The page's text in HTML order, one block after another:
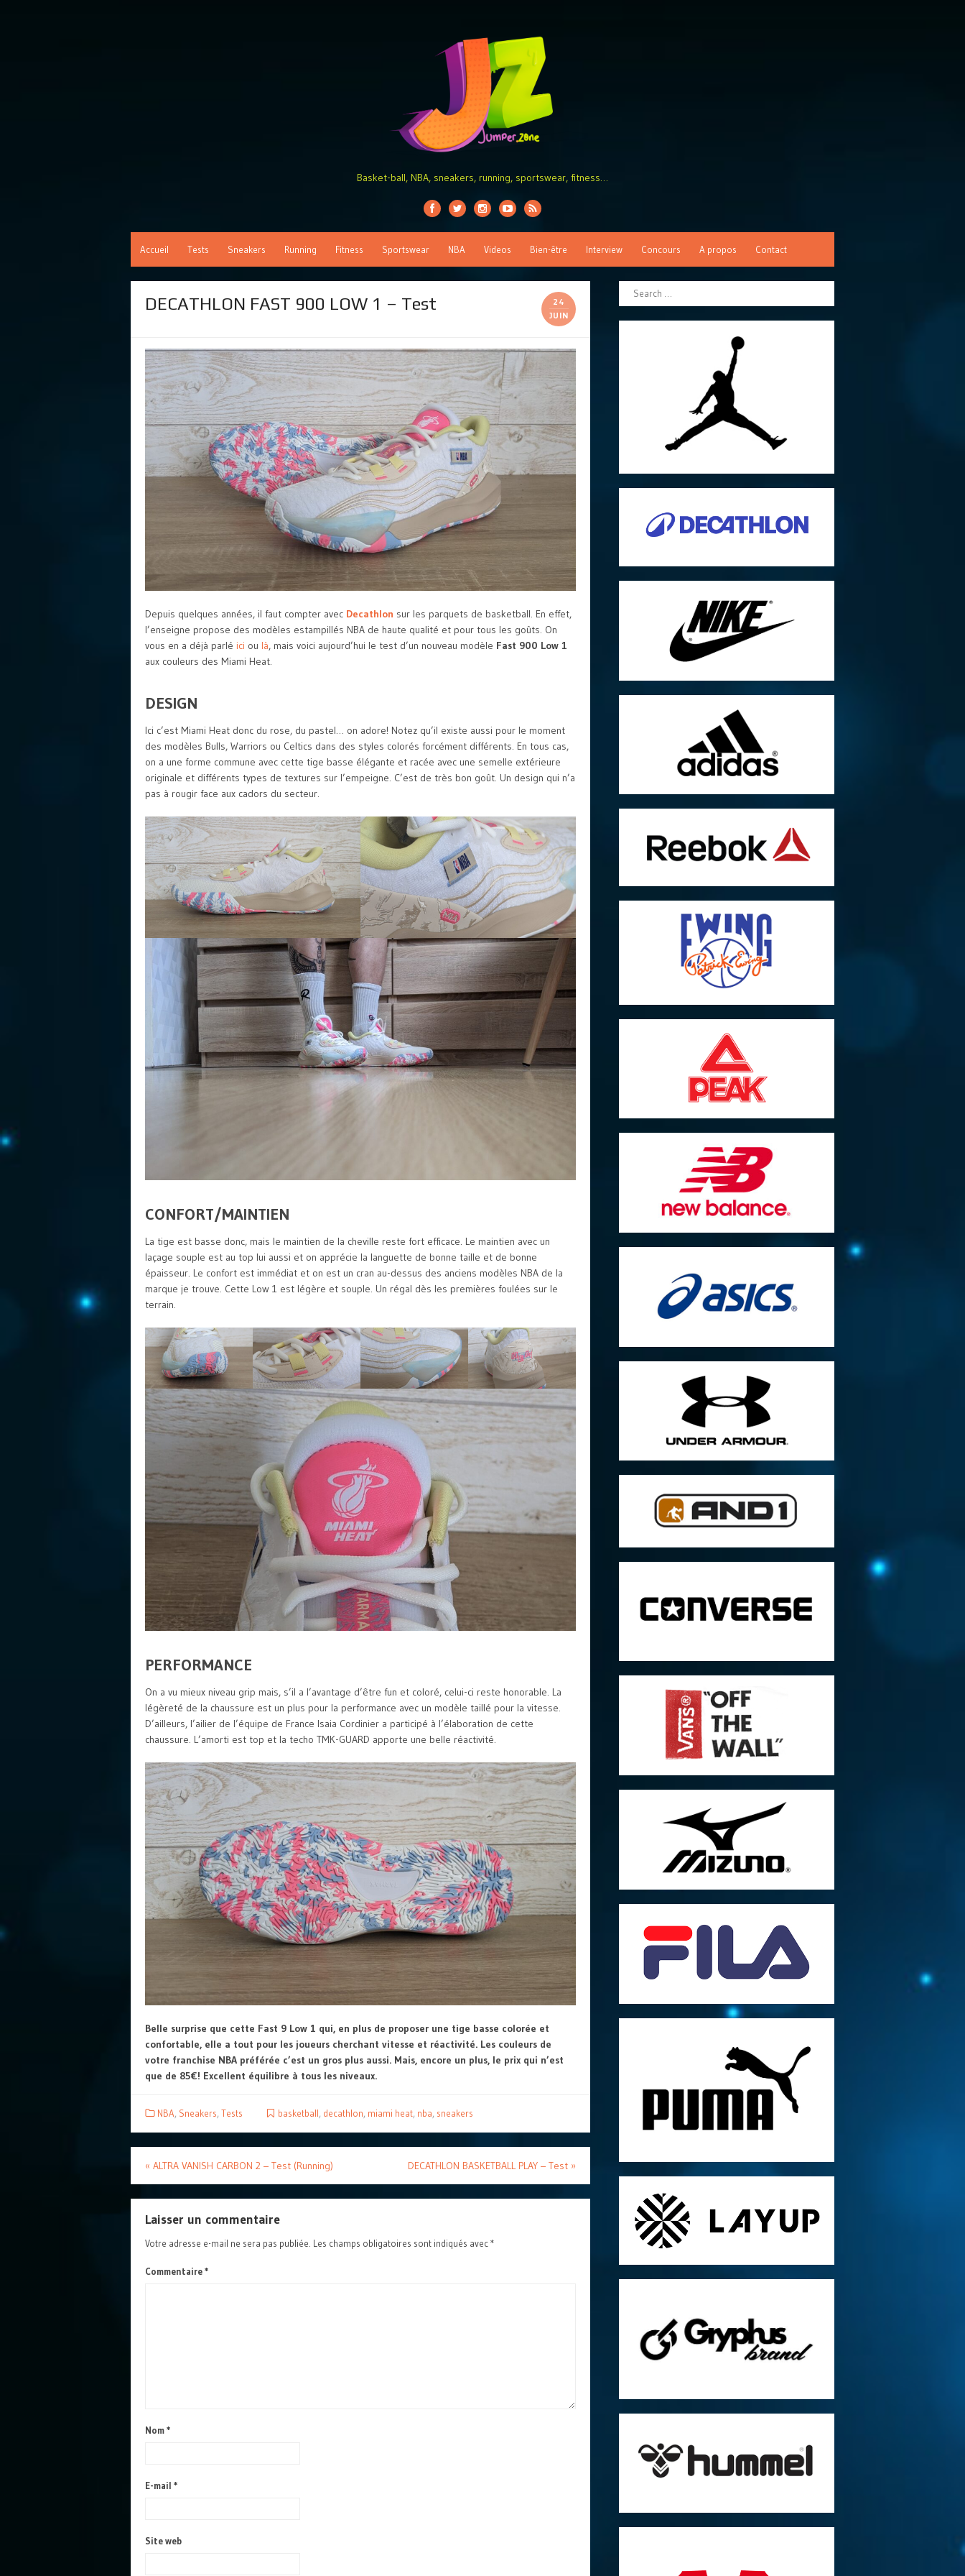
Basket-ball, NBA, sneakers, running, sportswear, fitness…
Accueil Tests Sneakers Running Fitness Sportswear NBA Videos Bien-être Interview Concours A propos Contact
DECATHLON FAST 900 LOW 1 – Test
24
JUIN
Depuis quelques années, il faut compter avec Decathlon sur les parquets de basketball. En effet,
l’enseigne propose des modèles estampillés NBA de haute qualité et pour tous les goûts. On
vous en a déjà parlé ici ou là, mais voici aujourd’hui le test d’un nouveau modèle Fast 900 Low 1
aux couleurs des Miami Heat.
DESIGN
Ici c’est Miami Heat donc du rose, du pastel… on adore! Notez qu’il existe aussi pour le moment
des modèles Bulls, Warriors ou Celtics dans des styles colorés forcément différents. En tous cas,
on a une forme commune avec cette tige basse élégante et racée avec une semelle extérieure
originale et différents types de textures sur l’empeigne. C’est de très bon goût. Un design qui n’a
pas à rougir face aux cadors du secteur.
CONFORT/MAINTIEN
La tige est basse donc, mais le maintien de la cheville reste fort efficace. Le maintien avec un
laçage souple est au top lui aussi et on apprécie la languette de bonne taille et de bonne
épaisseur. Le confort est immédiat et on est un cran au-dessus des anciens modèles NBA de la
marque je trouve. Cette Low 1 est légère et souple. Un régal dès les premières foulées sur le
terrain.
PERFORMANCE
On a vu mieux niveau grip mais, s’il a l’avantage d’être fun et coloré, celui-ci reste honorable. La
légèreté de la chaussure est un plus pour la performance avec un modèle taillé pour la vitesse.
D’ailleurs, l’ailier de l’équipe de France Isaia Cordinier a participé à l’élaboration de cette
chaussure. L’amorti est top et la techo TMK-GUARD apporte une belle réactivité.
Belle surprise que cette Fast 9 Low 1 qui, en plus de proposer une tige basse colorée et
confortable, elle a tout pour les joueurs cherchant vitesse et réactivité. Les couleurs de
votre franchise NBA préférée c’est un gros plus aussi. Mais, encore un plus, le prix qui n’est
que de 85€! Excellent équilibre à tous les niveaux.
NBA, Sneakers, Tests basketball, decathlon, miami heat, nba, sneakers
« ALTRA VANISH CARBON 2 – Test (Running) DECATHLON BASKETBALL PLAY – Test »
Laisser un commentaire
Votre adresse e-mail ne sera pas publiée. Les champs obligatoires sont indiqués avec*
Commentaire*
Nom*
E-mail *
Site web